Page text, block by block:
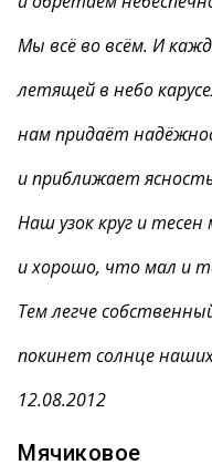
Мы всё во всём. И
летящей в небо
нам придаёт
и приближает
Наш узок круг и тесен
и хорошо, что мал и
Тем легче
покинет солнце
12.08.2012
Мячиковое